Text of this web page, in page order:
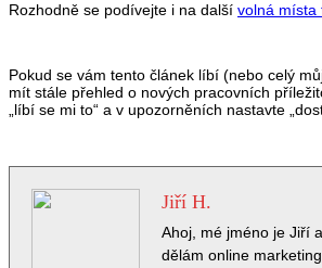
Rozhodně se podívejte i na další volná místa
Pokud se vám tento článek líbí (nebo celý
mít stále přehled o nových pracovních
„líbí se mi to“ a v upozorněních nastavte
Jiří H.
Ahoj, mé jméno je Jiří
dělám online